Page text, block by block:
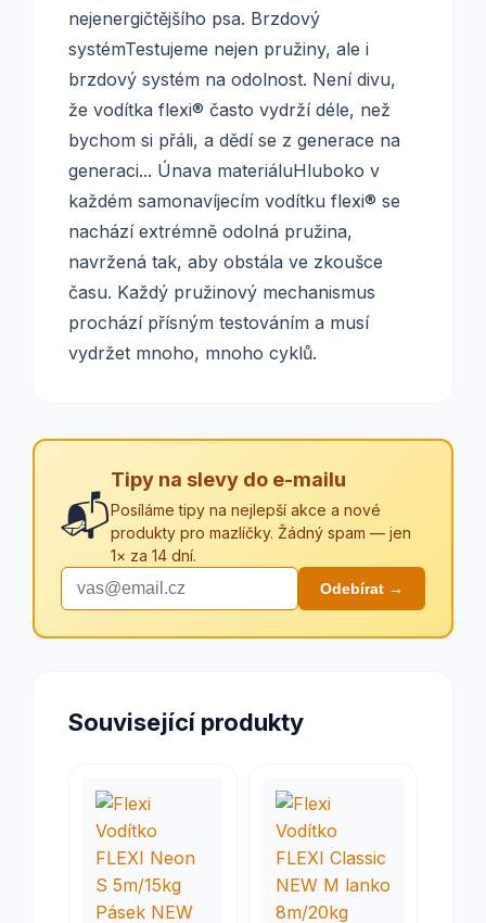
nejenergičtějšího psa. Brzdový
systémTestujeme nejen pružiny, ale i
brzdový systém na odolnost. Není divu,
že vodítka flexi® často vydrží déle, než
bychom si přáli, a dědí se z generace na
generaci... Únava materiáluHluboko v
každém samonavíjecím vodítku flexi® se
nachází extrémně odolná pružina,
navržená tak, aby obstála ve zkoušce
času. Každý pružinový mechanismus
prochází přísným testováním a musí
vydržet mnoho, mnoho cyklů.
📬
Tipy na slevy do e-mailu
Posíláme tipy na nejlepší akce a nové
produkty pro mazlíčky. Žádný spam — jen
1× za 14 dní.
Odebírat →
Související produkty